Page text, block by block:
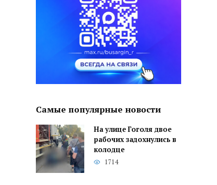
Самые популярные новости
На улице Гоголя двое
рабочих задохнулись в
колодце
1714